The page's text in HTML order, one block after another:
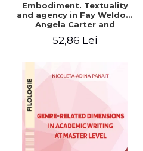
Embodiment. Textuality
and agency in Fay Weldon,
Angela Carter and
fiction
52,86 Lei